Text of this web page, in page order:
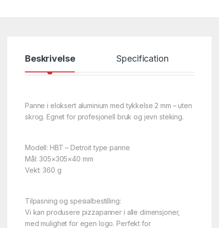
Beskrivelse Specification
Panne i eloksert aluminium med tykkelse 2 mm – uten
skrog. Egnet for profesjonell bruk og jevn steking.
Modell: HBT – Detroit type panne
Mål: 305×305×40 mm
Vekt: 360 g
Tilpasning og spesialbestilling:
Vi kan produsere pizzapanner i alle dimensjoner,
med mulighet for egen logo. Perfekt for